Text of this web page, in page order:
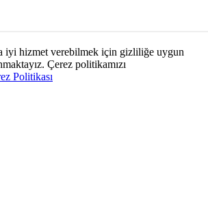
iyi hizmet verebilmek için gizliliğe uygun
Çerez politikamızı
Politikası